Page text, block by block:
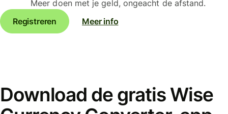
Meer doen met je geld, ongeacht de afstand.
Registreren
Meer info
Download de gratis Wise